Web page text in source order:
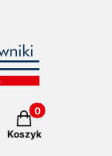
Produkty w
Koszyk